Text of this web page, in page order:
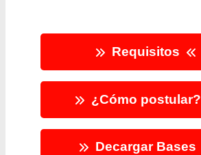
Requisitos
¿Cómo postular?
Decargar Bases